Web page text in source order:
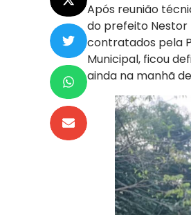
Após reunião
do prefeito Nestor
contratados pela
Municipal, ficou
ainda na manhã